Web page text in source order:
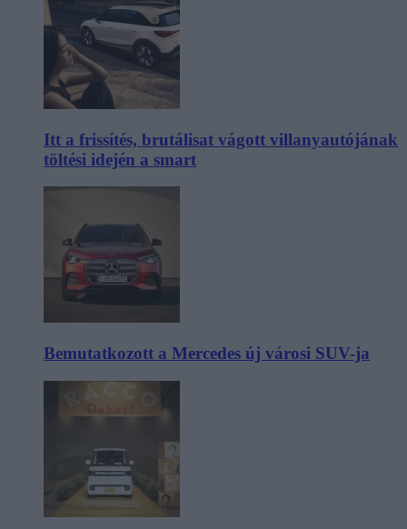
Itt a frissítés, brutálisat vágott villanyautójának
töltési idején a smart
Bemutatkozott a Mercedes új városi SUV-ja